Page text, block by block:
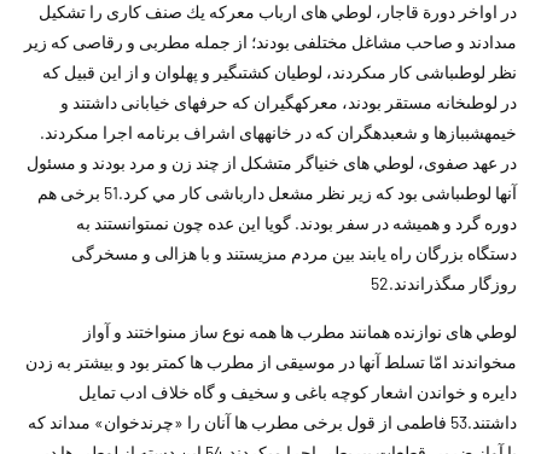
در اواخر دورة قاجار، لوطي هاى ارباب معركه يك صنف كارى را تشكيل
مى‏دادند و صاحب مشاغل مختلفى بودند؛ از جمله مطربى و رقاصى كه زير
نظر لوطى‏باشى كار مى‏كردند، لوطيان كشتى‏گير و پهلوان و از اين قبيل كه
در لوطى‏خانه مستقر بودند، معركه‏گيران كه حرفه‏اى خيابانى داشتند و
خيمه‏شب‏بازها و شعبده‏گران كه در خانه‏هاى اشراف برنامه اجرا مى‏كردند.
در عهد صفوى، لوطي هاى خنياگر متشكل از چند زن و مرد بودند و مسئول
آنها لوطىباشى بود كه زير نظر مشعل دارباشى کار مي کرد.51 برخى هم
دوره گرد و هميشه در سفر بودند. گويا اين عده چون نمى‏توانستند به
دستگاه بزرگان راه يابند بين مردم مى‏زيستند و با هزالى و مسخرگى
روزگار مى‏گذراندند.52
لوطي هاى نوازنده همانند مطرب ها همه نوع ساز مى‏نواختند و آواز
مى‏خواندند امّا تسلط آنها در موسيقى از مطرب ها كمتر بود و بيشتر به زدن
دايره و خواندن اشعار كوچه باغى و سخيف و گاه خلاف ادب تمايل
داشتند.53 فاطمى از قول برخى مطرب ها آنان را «چرندخوان» مى‏داند كه